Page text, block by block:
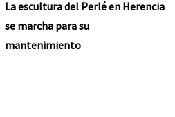
La escultura del Perlé en Herencia
se marcha para su
mantenimiento